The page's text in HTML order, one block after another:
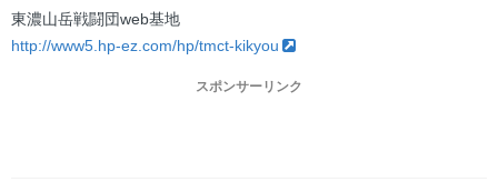
東濃山岳戦闘団web基地
http://www5.hp-ez.com/hp/tmct-kikyou
スポンサーリンク